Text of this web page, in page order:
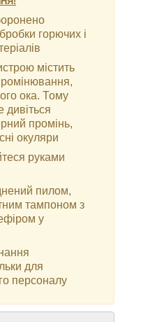
горючих і
містить
ока. Тому
дивіться
промінь,
окуляри
руками
пилом,
тампоном з
у
для
персоналу